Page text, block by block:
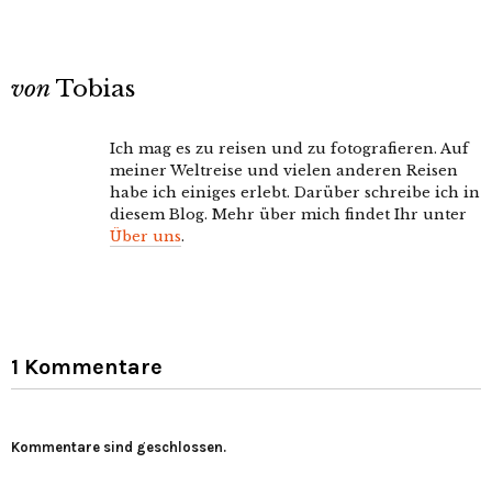
von Tobias
Ich mag es zu reisen und zu fotografieren. Auf
meiner Weltreise und vielen anderen Reisen
habe ich einiges erlebt. Darüber schreibe ich in
diesem Blog. Mehr über mich findet Ihr unter
Über uns.
1 Kommentare
Kommentare sind geschlossen.